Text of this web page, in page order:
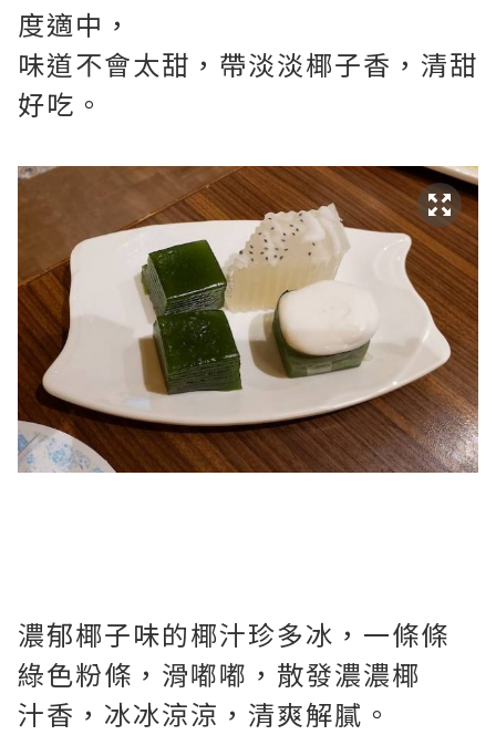
度適中，
味道不會太甜，帶淡淡椰子香，清甜
好吃。
濃郁椰子味的椰汁珍多冰，一條條
綠色粉條，滑嘟嘟，散發濃濃椰
汁香，冰冰涼涼，清爽解膩。